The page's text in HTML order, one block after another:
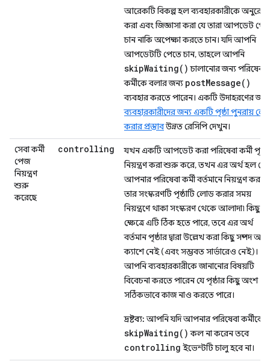
আরেকটি বিকল্প হল ব্যবহারকারীকে অনুরোধ
করা এবং জিজ্ঞাসা করা যে তারা আপডেট
চান নাকি অপেক্ষা করতে চান। যদি আপনি
আপডেটটি পেতে চান, তাহলে আপনি
skipWaiting() চালানোর জন্য পরিষেবা
কর্মীকে বলার জন্য postMessage()
ব্যবহার করতে পারেন। একটি উদাহরণের জন্য
ব্যবহারকারীদের জন্য একটি পৃষ্ঠা পুনরায়
করার প্রস্তাবউন্নত রেসিপি দেখুন।
সেবা কর্মী
পেজ
নিয়ন্ত্রণ
শুরু
করেছে
controlling
যখন একটি আপডেট করা পরিষেবা কর্মী
নিয়ন্ত্রণ করা শুরু করে, তখন এর অর্থ হল যে
আপনার পরিষেবা কর্মী বর্তমানে নিয়ন্ত্রণ
তার সংস্করণটি পৃষ্ঠাটি লোড করার সময়
নিয়ন্ত্রণে থাকা সংস্করণ থেকে আলাদা৷ কিছু
ক্ষেত্রে এটি ঠিক হতে পারে, তবে এর অর্থ
বর্তমান পৃষ্ঠার দ্বারা উল্লেখ করা কিছু সম্পদ আর
ক্যাশে নেই (এবং সম্ভবত সার্ভারেও নেই)।
আপনি ব্যবহারকারীকে জানানোর বিষয়টি
বিবেচনা করতে পারেন যে পৃষ্ঠার কিছু অংশ
সঠিকভাবে কাজ নাও করতে পারে।
দ্রষ্টব্য:আপনি যদি আপনার পরিষেবা কর্মীকে
skipWaiting() কল না করেন তবে
controlling ইভেন্টটি চালু হবে না।